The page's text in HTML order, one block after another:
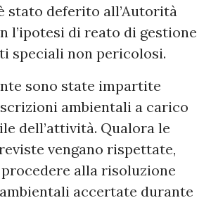
stato deferito all’Autorità
l’ipotesi di reato di gestione
speciali non pericolosi.
sono state impartite
ambientali a carico
dell’attività. Qualora le
vengano rispettate,
alla risoluzione
accertate durante